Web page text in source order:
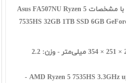
لپ تاپ ایسوس FA507 NU با مشخصات Asus FA507NU Ryzen 5
7535HS 32GB 1TB SSD 6GB
251
×
354
میلی‌متر - وزن: 2.2
AMD Ryzen 5 7535HS
3.3GHz up to 4.55Ghz -